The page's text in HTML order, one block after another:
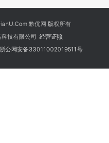
黔优网 版权所有
技有限公司 经营证照
浙公网安备33011002019511号